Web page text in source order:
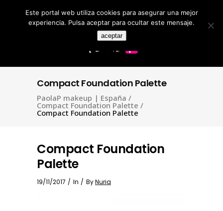
Search
for:
Compact Foundation Palette
PaolaP makeup | España /
Compact Foundation Palette /
Compact Foundation Palette
Compact Foundation
Palette
19/11/2017 In ByNuria
Este portal web utiliza cookies para asegurar una mejor
experiencia. Pulsa aceptar para ocultar este mensaje.
aceptar